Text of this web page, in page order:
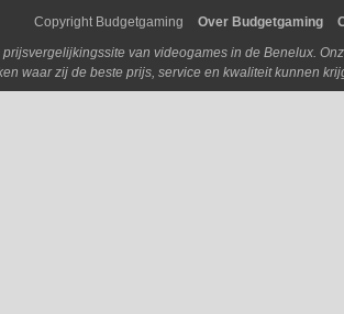
Copyright Budgetgaming
Over Budgetgaming
van videogames in de Benelux.
waar zij de beste prijs, service en kwaliteit kunnen